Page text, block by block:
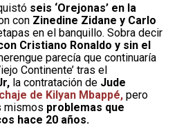
seis ‘Orejonas’ en la
con Zinedine Zidane y Carlo
en el banquillo. Sobra decir
Cristiano Ronaldo y sin el
parecía que continuaría
Continente’ tras el
la contratación de Jude
de Kilyan Mbappé, pero
mismos problemas que
hace 20 años.